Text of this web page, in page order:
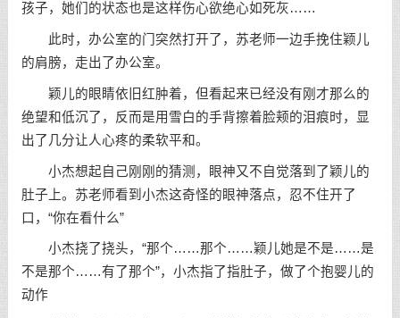
孩子，她们的状态也是这样伤心欲绝心如死灰……
此时，办公室的门突然打开了，苏老师一边手挽住颖儿
的肩膀，走出了办公室。
颖儿的眼睛依旧红肿着，但看起来已经没有刚才那么的
绝望和低沉了，反而是用雪白的手背擦着脸颊的泪痕时，显
出了几分让人心疼的柔软平和。
小杰想起自己刚刚的猜测，眼神又不自觉落到了颖儿的
肚子上。苏老师看到小杰这奇怪的眼神落点，忍不住开了
口，“你在看什么”
小杰挠了挠头，“那个……那个……颖儿她是不是……是
不是那个……有了那个”，小杰指了指肚子，做了个抱婴儿的
动作